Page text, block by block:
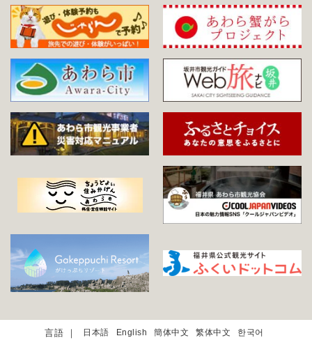
日本語 English 簡体中文 繁体中文 한국어